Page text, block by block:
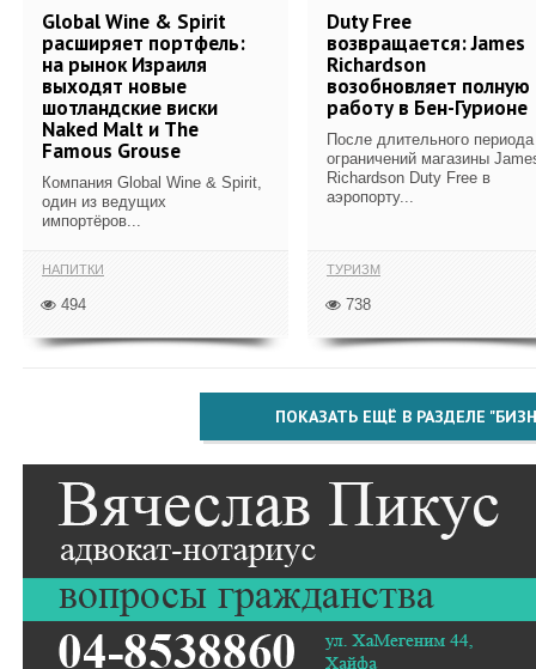
Global Wine & Spirit
расширяет портфель:
на рынок Израиля
выходят новые
шотландские виски
Naked Malt и The
Famous Grouse
Компания Global Wine & Spirit,
один из ведущих
импортёров...
НАПИТКИ
494
Duty Free
возвращается: James
Richardson
возобновляет полную
работу в Бен-Гурионе
После длительного периода
ограничений магазины
Richardson Duty Free в
аэропорту...
ТУРИЗМ
738
ПОКАЗАТЬ ЕЩЁ В РАЗДЕЛЕ